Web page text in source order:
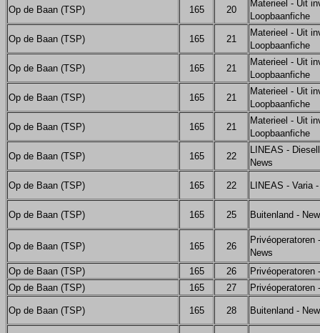
Op de Baan (TSP) 165 20
Materieel - Uit
Loopbaanfiche
Op de Baan (TSP) 165 21
Materieel - Uit
Loopbaanfiche
Op de Baan (TSP) 165 21
Materieel - Uit
Loopbaanfiche
Op de Baan (TSP) 165 21
Materieel - Uit
Loopbaanfiche
Op de Baan (TSP) 165 21
Materieel - Uit
Loopbaanfiche
Op de Baan (TSP) 165 22
LINEAS -
News
Op de Baan (TSP) 165 22 LINEAS - Varia
Op de Baan (TSP) 165 25 Buitenland -
Op de Baan (TSP) 165 26
Privéoperatoren
News
Op de Baan (TSP)
165 26
Privéoperatoren
Op de Baan (TSP)
165 27 Privéoperatoren
Op de Baan (TSP) 165 28 Buitenland -